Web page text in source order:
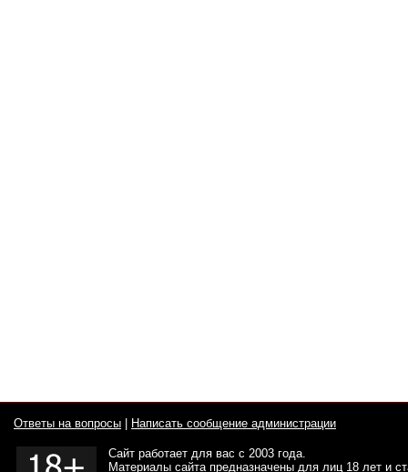
Ответы на вопросы Написать сообщение администрации
Сайт работает для вас с 2003 года.
Материалы сайта предназначены для лиц 18 лет и